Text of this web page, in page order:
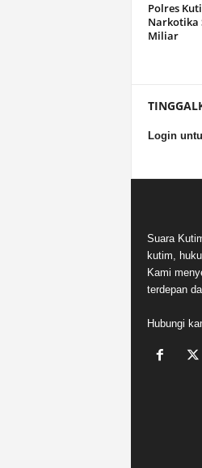
Polres
Narkotika
Miliar
Login
Suara
kutim,
Kami
terdepan
Hubungi